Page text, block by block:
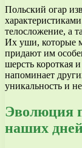
Польский огар
телосложение, а
Их уши, которые
придают им
шерсть короткая
напоминает
уникальность и
Эволюция
наших